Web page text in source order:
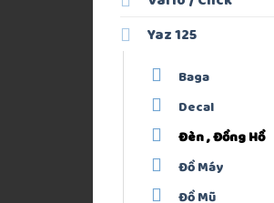
Yaz 125
Baga
Decal
Đèn , Đồng Hồ
Đồ Máy
Đồ Mũ